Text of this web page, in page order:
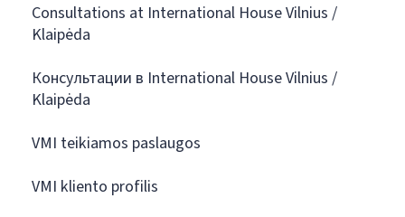
Consultations at International House Vilnius /
Klaipėda
Консультации в International House Vilnius /
Klaipėda
VMI teikiamos paslaugos
VMI kliento profilis